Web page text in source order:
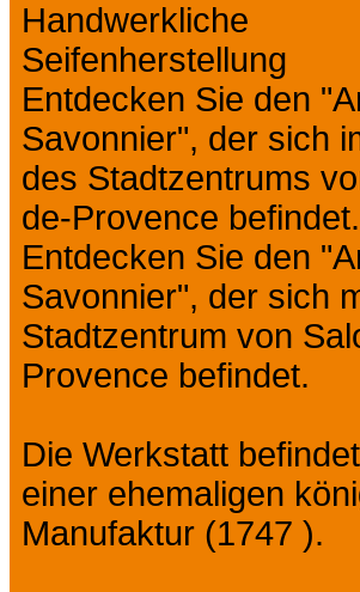
Handwerkliche
Seifenherstellung
Entdecken Sie den
Savonnier", der sich
des Stadtzentrums
de-Provence befindet.
Entdecken Sie den
Savonnier", der sich
Stadtzentrum von
Provence befindet.
Die Werkstatt
einer ehemaligen
Manufaktur (1747 ).